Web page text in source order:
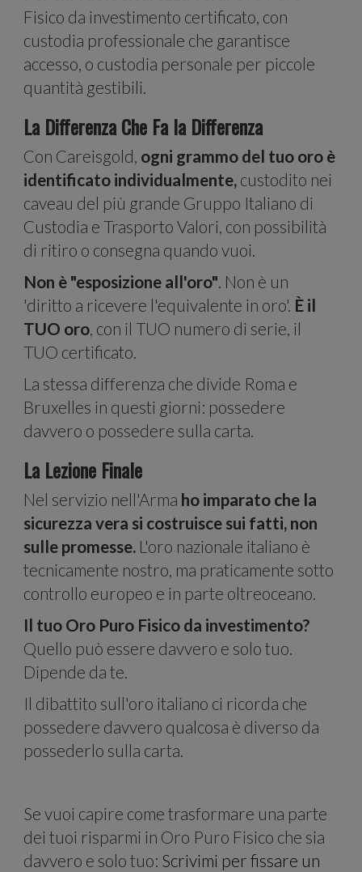
Fisico da investimento certificato, con
custodia professionale che garantisce
accesso, o custodia personale per piccole
quantità gestibili.
La Differenza Che Fa la Differenza
Con Careisgold, ogni grammo del tuo oro è
identificato individualmente, custodito nei
caveau del più grande Gruppo Italiano di
Custodia e Trasporto Valori, con possibilità
di ritiro o consegna quando vuoi.
Non è "esposizione all'oro". Non è un
'diritto a ricevere l'equivalente in oro'. È il
TUO oro, con il TUO numero di serie, il
TUO certificato.
La stessa differenza che divide Roma e
Bruxelles in questi giorni: possedere
davvero o possedere sulla carta.
La Lezione Finale
Nel servizio nell'Arma ho imparato che la
sicurezza vera si costruisce sui fatti, non
sulle promesse. L'oro nazionale italiano è
tecnicamente nostro, ma praticamente sotto
controllo europeo e in parte oltreoceano.
Il tuo Oro Puro Fisico da investimento?
Quello può essere davvero e solo tuo.
Dipende da te.
Il dibattito sull'oro italiano ci ricorda che
possedere davvero qualcosa è diverso da
possederlo sulla carta.
Se vuoi capire come trasformare una parte
dei tuoi risparmi in Oro Puro Fisico che sia
davvero e solo tuo: Scrivimi per fissare un
e
il